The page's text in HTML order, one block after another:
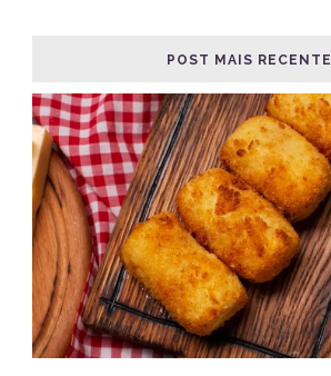
POST MAIS RECENTE